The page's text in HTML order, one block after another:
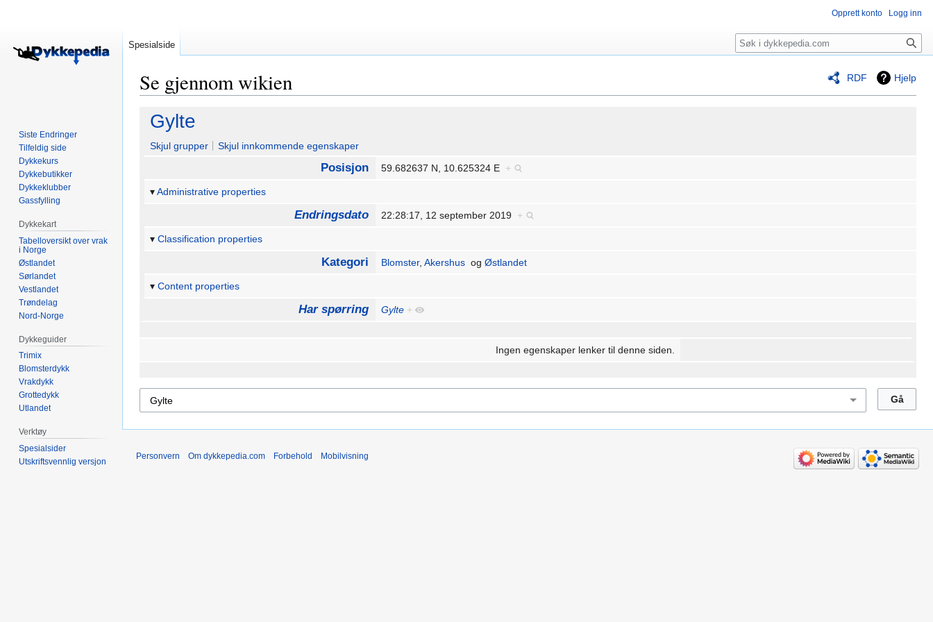
RDF Hjelp
Se gjennom wikien
Hopp
navigering
Hopp
søk
Gylte
Skjul grupper Skjul innkommende egenskaper
Posisjon 59.682637 N, 10.625324 E +
Administrative properties
Endringsdato 22:28:17, 12 september 2019 +
Classification properties
Kategori Blomster,Akershus ogØstlandet
Content properties
Har spørring Gylte +
Ingen egenskaper lenker til denne siden.
Opprett konto Logg inn
Spesialside Søk
Siste Endringer
Tilfeldig side
Dykkekurs
Dykkebutikker
Dykkeklubber
Gassfylling
Dykkekart
Tabelloversikt over vrak
i Norge
Østlandet
Sørlandet
Vestlandet
Trøndelag
Nord-Norge
Dykkeguider
Trimix
Blomsterdykk
Vrakdykk
Grottedykk
Utlandet
Verktøy
Spesialsider
Utskriftsvennlig versjon
Personvern Om dykkepedia.com Forbehold Mobilvisning